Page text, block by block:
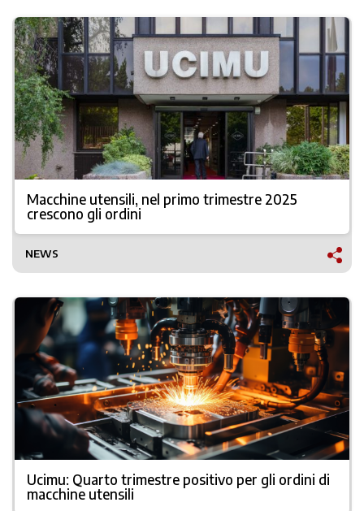
Macchine utensili, nel primo trimestre 2025
crescono gli ordini
NEWS
Ucimu: Quarto trimestre positivo per gli ordini di
macchine utensili